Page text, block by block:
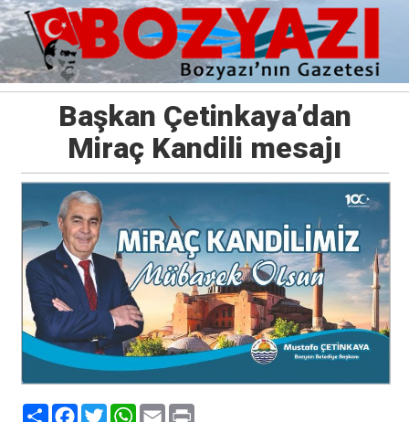
Başkan Çetinkaya’dan
Miraç Kandili mesajı
PaylaşFacebook
TwitterWhatsApp
EmailPrint